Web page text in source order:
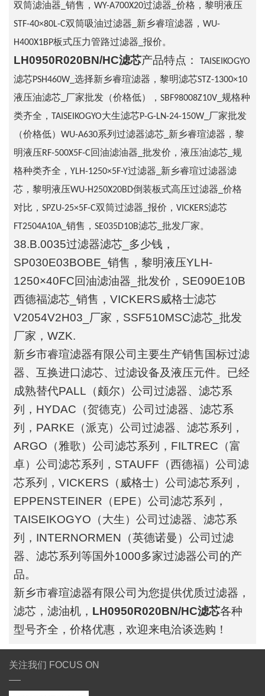
双筒滤油器_销售，WY-A700X20过滤器_价格，黎明液压
STF-40×80L-C双筒吸油过滤器_新乡睿瑄滤器，WU-
H400X1BP板式压力管路过滤器_报价。
LH0950R020BN/HC滤芯产品特点：
TAISEIKOGYO
滤芯PSH460W_选择新乡睿瑄滤器，黎明滤芯STZ-1300×10
液压油滤芯_厂家批发（价格低），SBF98008Z10V_规格种
类齐全，TAISEIKOGYO大生滤芯P-G-LN-24-150W_厂家批发
（价格低）WU-A630系列过滤器滤芯_新乡睿瑄滤器，黎
明液压RF-500X5F-C回油滤油器_批发价，液压油滤芯_规
格种类齐全，YLH-1250×5F-Y过滤器_新乡睿瑄过滤器滤
芯，黎明液压WU-H250X20BD倒装板式高压过滤器_价格
对比，SPZU-25×5F-C双筒过滤器_报价，VICKERS滤芯
FT2504A10A_销售，SE035D10B滤芯_批发厂家。
38.B.0035过滤器滤芯_多少钱，
SP030E03BOBE_销售，黎明液压YLH-
1250×40FC回油滤油器_批发价，SE090E10B
西德福滤芯_销售，VICKERS威格士滤芯
V2054V2H03_厂家，SSF510MSC滤芯_批发
厂家，WZK.
新乡市睿瑄滤器有限公司主要生产销售国标过滤
器、互换进口滤芯、过滤设备及液压元件。已经
成熟替代PALL（颇尔）公司过滤器、滤芯系
列，HYDAC（贺德克）公司过滤器、滤芯系
列，PARKE（派克）公司过滤器、滤芯系列，
ARGO（雅歌）公司滤芯系列，FILTREC（富
卓）公司滤芯系列，STAUFF（西德福）公司滤
芯系列，VICKERS（威格士）公司滤芯系列，
EPPENSTEINER（EPE）公司滤芯系列，
TAISEIKOGYO（大生）公司过滤器、滤芯系
列，INTERNORMEN（英德诺曼）公司过滤
器、滤芯系列等国外1000多家过滤器公司的产
品。
新乡市睿瑄滤器有限公司为您提供优质过滤器，
滤芯，滤油机， LH0950R020BN/HC滤芯各种
型号齐全，价格优惠，欢迎来电洽谈选购！
关注我们 FOCUS ON